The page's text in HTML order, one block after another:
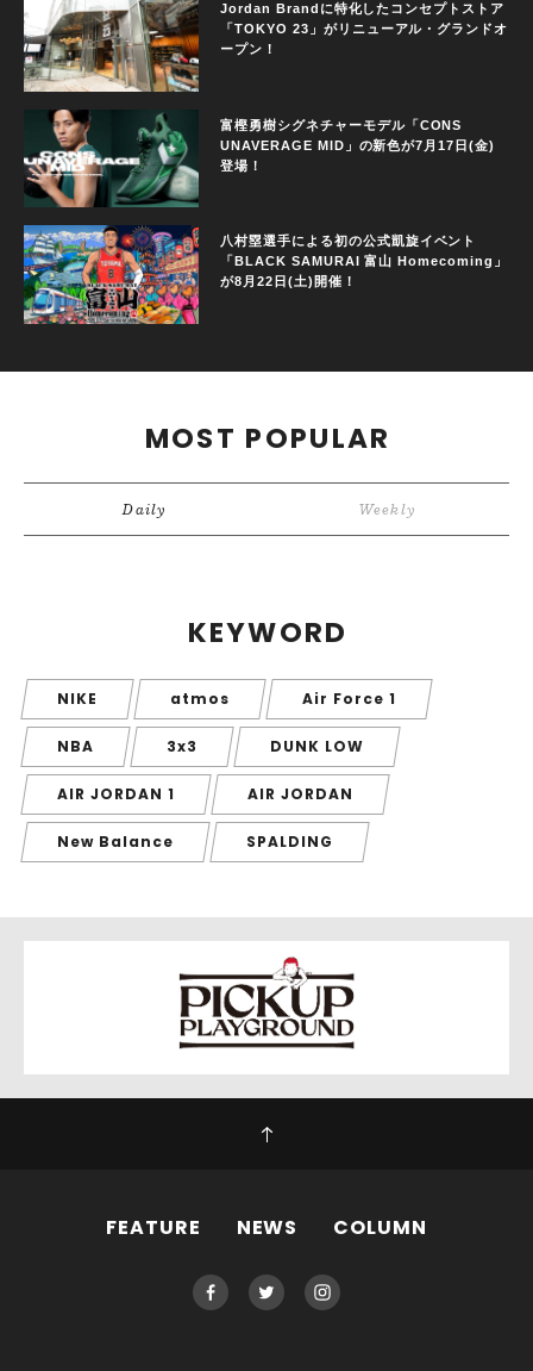
Jordan Brandに特化したコンセプトストア
「TOKYO 23」がリニューアル・グランドオ
ープン！
富樫勇樹シグネチャーモデル「CONS
UNAVERAGE MID」の新色が7月17日(金)
登場！
八村塁選手による初の公式凱旋イベント
「BLACK SAMURAI 富山 Homecoming」
が8月22日(土)開催！
MOST POPULAR
Daily Weekly
KEYWORD
NIKE atmos Air Force 1
NBA 3x3 DUNK LOW
AIR JORDAN 1 AIR JORDAN
New Balance SPALDING
FEATURE NEWS COLUMN